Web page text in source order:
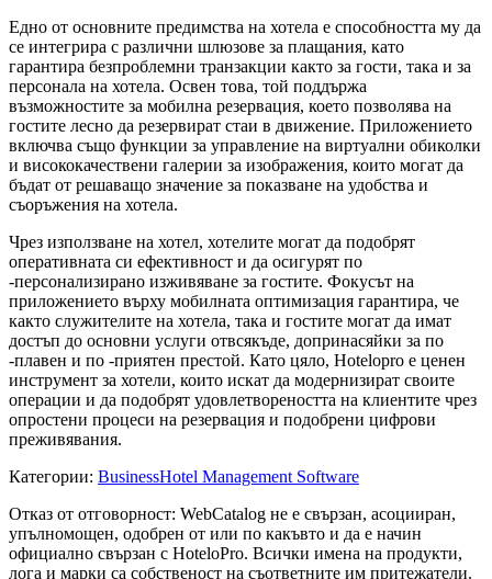
Едно от основните предимства на хотела е способността му да
се интегрира с различни шлюзове за плащания, като
гарантира безпроблемни транзакции както за гости, така и за
персонала на хотела. Освен това, той поддържа
възможностите за мобилна резервация, което позволява на
гостите лесно да резервират стаи в движение. Приложението
включва също функции за управление на виртуални обиколки
и висококачествени галерии за изображения, които могат да
бъдат от решаващо значение за показване на удобства и
съоръжения на хотела.
Чрез използване на хотел, хотелите могат да подобрят
оперативната си ефективност и да осигурят по
-персонализирано изживяване за гостите. Фокусът на
приложението върху мобилната оптимизация гарантира, че
както служителите на хотела, така и гостите могат да имат
достъп до основни услуги отвсякъде, допринасяйки за по
-плавен и по -приятен престой. Като цяло, Hotelopro е ценен
инструмент за хотели, които искат да модернизират своите
операции и да подобрят удовлетвореността на клиентите чрез
опростени процеси на резервация и подобрени цифрови
преживявания.
Категории: BusinessHotel Management Software
Отказ от отговорност: WebCatalog не е свързан, асоцииран,
упълномощен, одобрен от или по какъвто и да е начин
официално свързан с HoteloPro. Всички имена на продукти,
лога и марки са собственост на съответните им притежатели.